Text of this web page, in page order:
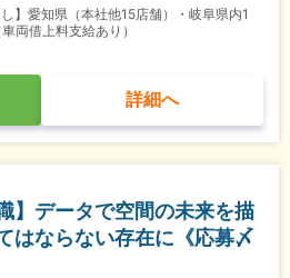
し】愛知県（本社他15店舗）・岐阜県内1
両借上料支給あり）
詳細へ
】データで空間の未来を描
はならない存在に《応募〆